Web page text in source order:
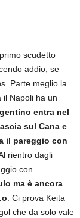
scudetto
addio, se
Parte meglio la
il Napoli ha un
entra nel
sul Cana e
il pareggio con
rientro dagli
con
ma è ancora
. Ci prova Keita
che da solo vale